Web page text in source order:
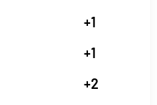
+1
+1
+2